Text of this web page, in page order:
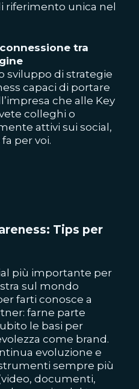
riferimento unica nel
tra
sviluppo di strategie
capaci di portare
che alle Key
colleghi o
attivi sui social,
per voi.
Tips per
più importante per
sul mondo
farti conosce a
farne parte
le basi per
come brand.
evoluzione e
sempre più
documenti,